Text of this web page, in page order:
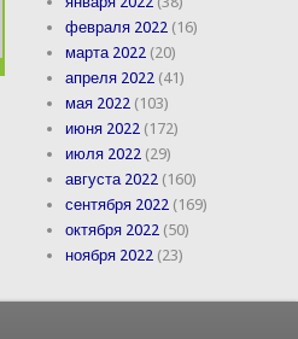
февраля 2022 (16)
марта 2022 (20)
апреля 2022 (41)
мая 2022 (103)
июня 2022 (172)
июля 2022 (29)
августа 2022 (160)
сентября 2022 (169)
октября 2022 (50)
ноября 2022 (23)